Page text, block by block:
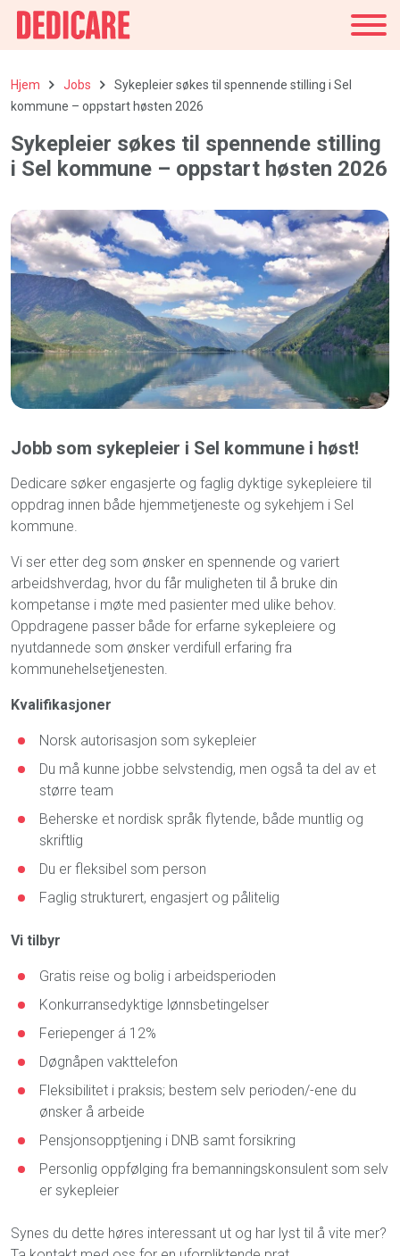
Hjem Jobs
Sykepleier søkes til spennende stilling i Sel
kommune – oppstart høsten 2026
Sykepleier søkes til spennende stilling
i Sel kommune – oppstart høsten 2026
Jobb som sykepleier i Sel kommune i høst!
Dedicare søker engasjerte og faglig dyktige sykepleiere til
oppdrag innen både hjemmetjeneste og sykehjem i Sel
kommune.
Vi ser etter deg som ønsker en spennende og variert
arbeidshverdag, hvor du får muligheten til å bruke din
kompetanse i møte med pasienter med ulike behov.
Oppdragene passer både for erfarne sykepleiere og
nyutdannede som ønsker verdifull erfaring fra
kommunehelsetjenesten.
Kvalifikasjoner
Norsk autorisasjon som sykepleier
Du må kunne jobbe selvstendig, men også ta del av et
større team
Beherske et nordisk språk flytende, både muntlig og
skriftlig
Du er fleksibel som person
Faglig strukturert, engasjert og pålitelig
Vi tilbyr
Gratis reise og bolig i arbeidsperioden
Konkurransedyktige lønnsbetingelser
Feriepenger á 12%
Døgnåpen vakttelefon
Fleksibilitet i praksis; bestem selv perioden/-ene du
ønsker å arbeide
Pensjonsopptjening i DNB samt forsikring
Personlig oppfølging fra bemanningskonsulent som selv
er sykepleier
Synes du dette høres interessant ut og har lyst til å vite mer?